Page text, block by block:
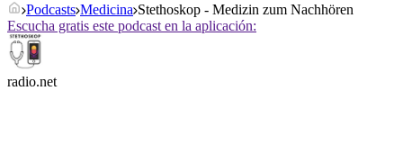
Podcasts Medicina Stethoskop - Medizin zum Nachhören
Escucha gratis este podcast en la aplicación:
radio.net